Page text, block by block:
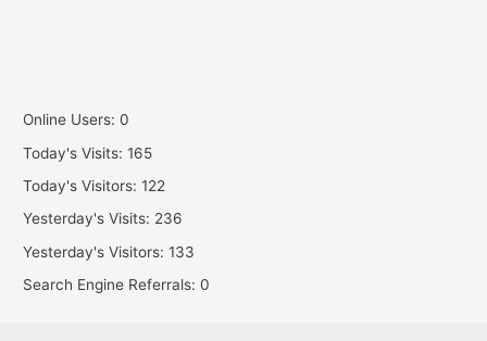
Online Users:0
Today's Visits:165
Today's Visitors:122
Yesterday's Visits: 236
Yesterday's Visitors:133
Search Engine Referrals:0